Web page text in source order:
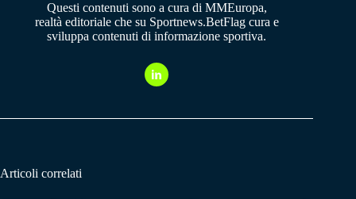
Questi contenuti sono a cura di MMEuropa,
realtà editoriale che su Sportnews.BetFlag cura e
sviluppa contenuti di informazione sportiva.
Articoli correlati